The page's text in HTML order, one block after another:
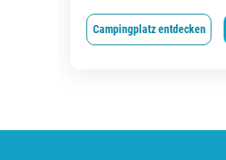
Campingplatz entdecken